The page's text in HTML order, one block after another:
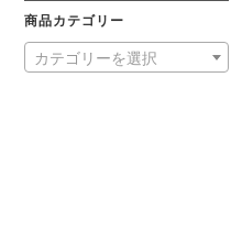
商品カテゴリー
カテゴリーを選択